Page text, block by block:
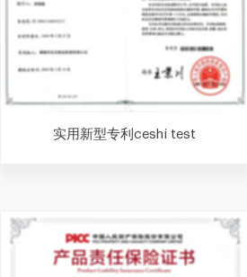
实用新型专利ceshi test